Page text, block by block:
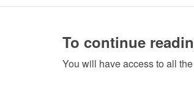
To continue
You will have access to all